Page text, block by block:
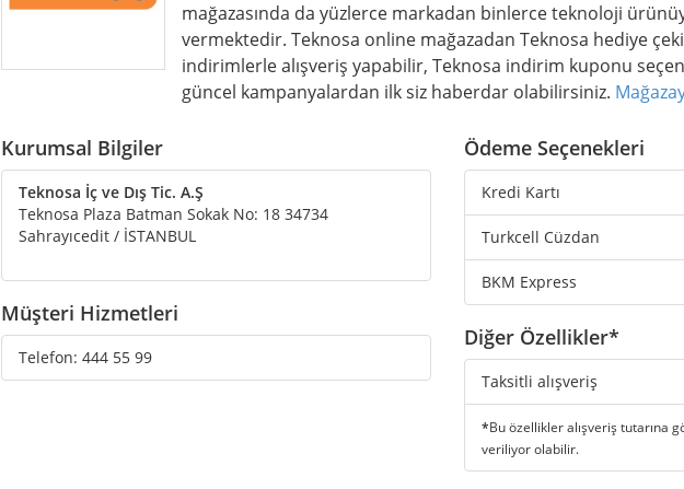
mağazasında da yüzlerce markadan binlerce teknoloji
vermektedir. Teknosa online mağazadan Teknosa hediye
indirimlerle alışveriş yapabilir, Teknosa indirim kuponu
güncel kampanyalardan ilk siz haberdar olabilirsiniz.
Kurumsal Bilgiler
Teknosa İç ve Dış Tic. A.Ş
Teknosa Plaza Batman Sokak No: 18 34734
Sahrayıcedit / İSTANBUL
Müşteri Hizmetleri
Telefon: 444 55 99
Ödeme Seçenekleri
Kredi Kartı
Turkcell Cüzdan
BKM Express
Diğer Özellikler*
Taksitli alışveriş
*Bu özellikler alışveriş tutarına
veriliyor olabilir.